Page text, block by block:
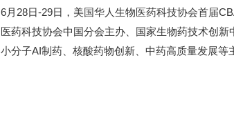
6月28日-29日，美国华人生物医药科技协会首届
医药科技协会中国分会主办、国家生物药技术创
小分子AI制药、核酸药物创新、中药高质量发展等